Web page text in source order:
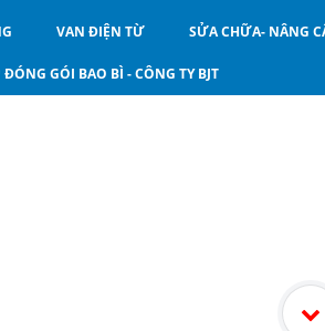
VAN ĐIỆN TỪ SỬA CHỮA- NÂNG
GÓI BAO BÌ - CÔNG TY BJT